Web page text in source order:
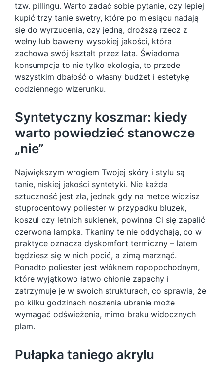
tzw. pillingu. Warto zadać sobie pytanie, czy lepiej
kupić trzy tanie swetry, które po miesiącu nadają
się do wyrzucenia, czy jedną, droższą rzecz z
wełny lub bawełny wysokiej jakości, która
zachowa swój kształt przez lata. Świadoma
konsumpcja to nie tylko ekologia, to przede
wszystkim dbałość o własny budżet i estetykę
codziennego wizerunku.
Syntetyczny koszmar: kiedy
warto powiedzieć stanowcze
„nie”
Największym wrogiem Twojej skóry i stylu są
tanie, niskiej jakości syntetyki. Nie każda
sztuczność jest zła, jednak gdy na metce widzisz
stuprocentowy poliester w przypadku bluzek,
koszul czy letnich sukienek, powinna Ci się zapalić
czerwona lampka. Tkaniny te nie oddychają, co w
praktyce oznacza dyskomfort termiczny – latem
będziesz się w nich pocić, a zimą marznąć.
Ponadto poliester jest włóknem ropopochodnym,
które wyjątkowo łatwo chłonie zapachy i
zatrzymuje je w swoich strukturach, co sprawia, że
po kilku godzinach noszenia ubranie może
wymagać odświeżenia, mimo braku widocznych
plam.
Pułapka taniego akrylu